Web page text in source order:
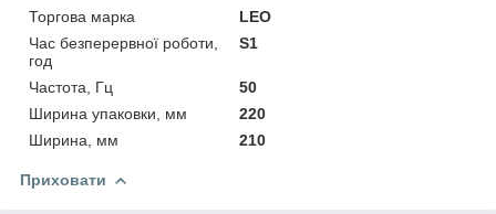
Торгова марка
LEO
Час безперервної роботи,
год
S1
Частота, Гц
50
Ширина упаковки, мм
220
Ширина, мм
210
Приховати